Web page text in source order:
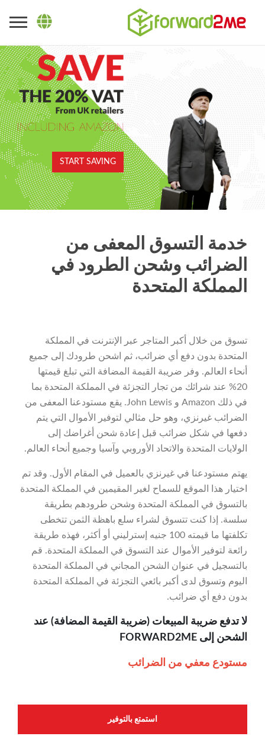
START SAVING
خدمة التسوق المعفى من
الضرائب وشحن الطرود في
المملكة المتحدة
تسوق من خلال أكبر المتاجر عبر الإنترنت في المملكة
المتحدة بدون دفع أي ضرائب، ثم اشحن طرودك إلى جميع
أنحاء العالم. وفر ضريبة القيمة المضافة التي تبلغ قيمتها
20% عند شرائك من تجار التجزئة في المملكة المتحدة بما
في ذلك Amazon و John Lewis. يقع مستودعنا المعفى من
الضرائب غيرنزي، وهو حل مثالي لتوفير الأموال التي يتم
دفعها في شكل ضرائب قبل إعادة شحن أغراضك إلى
الولايات المتحدة والاتحاد الأوروبي وآسيا وجميع أنحاء العالم.
يهتم مستودعنا في غيرنزي بالعميل في المقام الأول. وقد تم
اختيار هذا الموقع للسماح لغير المقيمين في المملكة المتحدة
بالتسوق في المملكة المتحدة وشحن طرودهم بطريقة
سلسة. إذا كنت تتسوق لشراء سلع باهظة الثمن تتخطى
تكلفتها ما قيمته 100 جنيه إسترليني أو أكثر، فهذه طريقة
رائعة لتوفير الأموال عند التسوق في المملكة المتحدة. قم
بالتسجيل في عنوان الشحن المجاني في المملكة المتحدة
اليوم وتسوق لدى أكبر بائعي التجزئة في المملكة المتحدة
بدون دفع أي ضرائب.
لا تدفع ضريبة المبيعات (ضريبة القيمة المضافة) عند
الشحن إلى FORWARD2ME
مستودع معفي من الضرائب
استمتع بالتوفير